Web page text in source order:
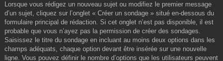
Lorsque vous rédigez un nouveau sujet ou modifiez le premier message
d’un sujet, cliquez sur l’onglet « Créer un sondage » situé en-dessous du
formulaire principal de rédaction. Si cet onglet n’est pas disponible, il est
probable que vous n’ayez pas la permission de créer des sondages.
Saisissez le titre du sondage en incluant au moins deux options dans les
champs adéquats, chaque option devant être insérée sur une nouvelle
ligne. Vous pouvez définir le nombre d’options que les utilisateurs peuvent